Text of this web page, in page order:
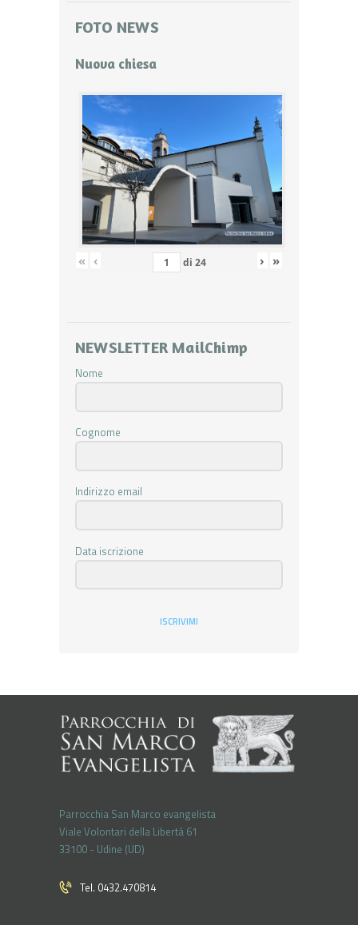
FOTO NEWS
Nuova chiesa
« ‹ di 24 › »
NEWSLETTER MailChimp
Nome
Cognome
Indirizzo email
Data iscrizione
ISCRIVIMI
Parrocchia San Marco evangelista
Viale Volontari della Libertá 61
33100 - Udine (UD)
Tel. 0432.470814